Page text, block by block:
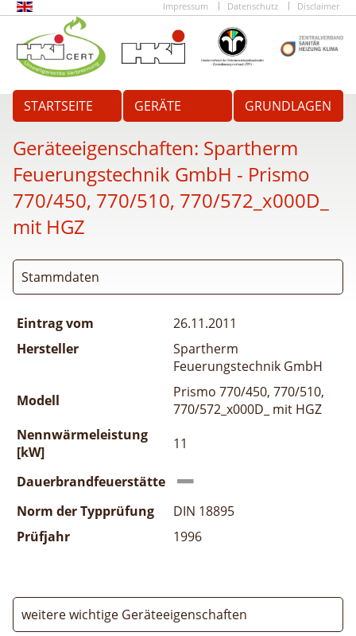
Impressum Datenschutz Disclaimer
STARTSEITE GERÄTE GRUNDLAGEN
Geräteeigenschaften: Spartherm
Feuerungstechnik GmbH - Prismo
770/450, 770/510, 770/572_x000D_
mit HGZ
Stammdaten
Eintrag vom
26.11.2011
Hersteller
Spartherm
Feuerungstechnik GmbH
Modell
Prismo 770/450, 770/510,
770/572_x000D_ mit HGZ
Nennwärmeleistung
[kW]
11
Dauerbrandfeuerstätte
Norm der Typprüfung
DIN 18895
Prüfjahr
1996
weitere wichtige Geräteeigenschaften